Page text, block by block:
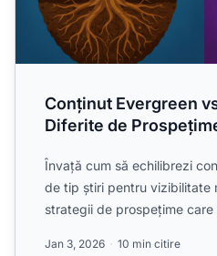
Conținut Evergreen
Diferite de
Învață cum să echilibrezi
de tip știri pentru vizibilitate
strategii de prospețime
Jan 3, 2026 10 min citire